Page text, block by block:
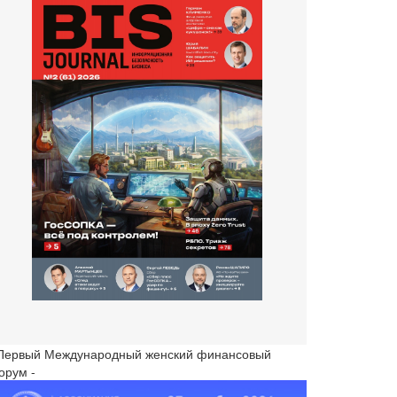
Международный женский финансовый
-